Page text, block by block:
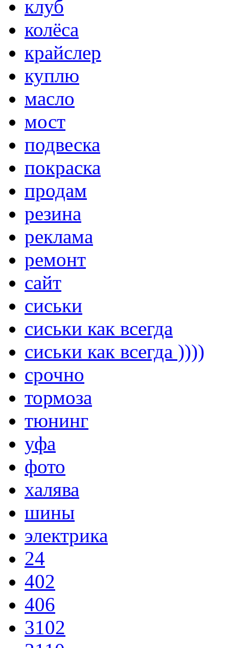
клуб
колёса
крайслер
куплю
масло
мост
подвеска
покраска
продам
резина
реклама
ремонт
сайт
сиськи
сиськи как всегда
сиськи как всегда ))))
срочно
тормоза
тюнинг
уфа
фото
халява
шины
электрика
24
402
406
3102